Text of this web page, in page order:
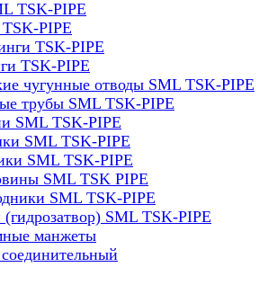
PIPE
TSK-PIPE
чугунные отводы SML TSK-PIPE
трубы SML TSK-PIPE
SML TSK-PIPE
SML TSK-PIPE
SML TSK-PIPE
SML TSK PIPE
SML TSK-PIPE
SML TSK-PIPE
манжеты